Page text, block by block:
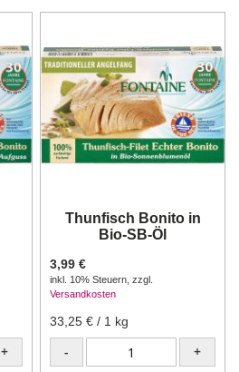
+
Thunfisch Bonito in
Bio-SB-Öl
3,99 €
inkl. 10% Steuern ,zzgl.
Versandkosten
33,25 € / 1 kg
- +